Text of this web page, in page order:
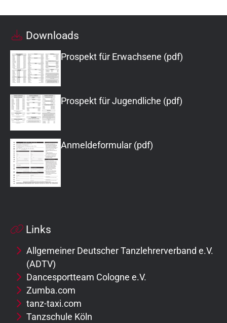
Downloads
Prospekt für Erwachsene (pdf)
Prospekt für Jugendliche (pdf)
Anmeldeformular (pdf)
Links
Allgemeiner Deutscher Tanzlehrerverband e.V.
(ADTV)
Dancesportteam Cologne e.V.
Zumba.com
tanz-taxi.com
Tanzschule Köln